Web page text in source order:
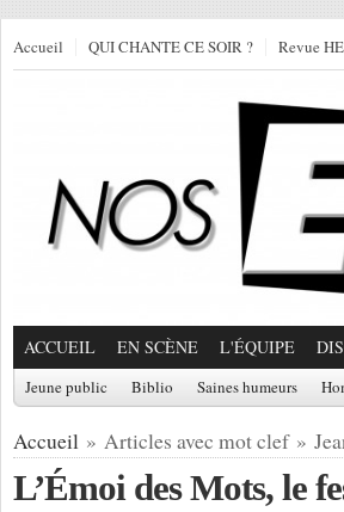
Accueil QUI CHANTE CE SOIR ? Revue
ACCUEIL EN SCÈNE L'ÉQUIPE
Jeune public Biblio Saines humeurs
Accueil » Articles avec mot clef »
L’Émoi des Mots, le